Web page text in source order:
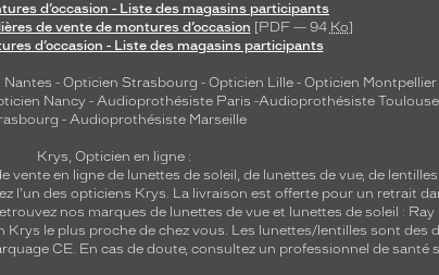
d’occasion - Liste des magasins participants
de vente de montures d’occasion [PDF — 94 Ko]
d’occasion - Liste des magasins participants
Nantes - Opticien Strasbourg - Opticien Lille - Opticien Montpellier
Nancy - Audioprothésiste Paris -Audioprothésiste Toulouse
- Audioprothésiste Marseille
Krys, Opticien en ligne :
vente en ligne de lunettes de soleil, de lunettes de vue, de
des opticiens Krys. La livraison est offerte pour un retrait
nos marques de lunettes de vue et lunettes de soleil : Ray
Krys le plus proche de chez vous. Les lunettes/lentilles sont des
CE. En cas de doute, consultez un professionnel de santé